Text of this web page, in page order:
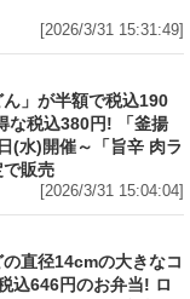
[2026/3/31 15:31:49]
」が半額で税込190
な税込380円! 「釜揚
(水)開催～「旨辛 肉ラ
販売
[2026/3/31 15:04:04]
直径14cmの大きなコ
込646円のお弁当! ロ